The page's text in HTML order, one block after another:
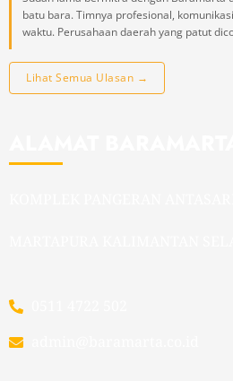
batu bara. Timnya profesional,
waktu. Perusahaan daerah yang patut
Lihat Semua Ulasan →